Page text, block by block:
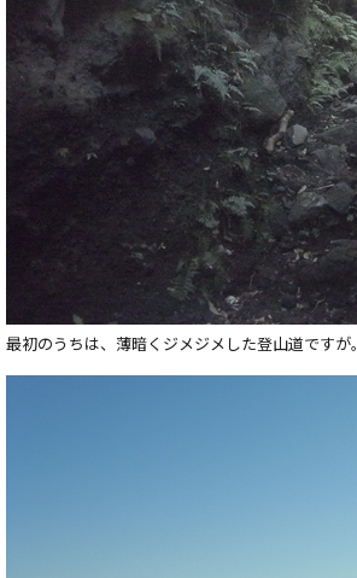
最初のうちは、薄暗くジメジメした登山道ですが。